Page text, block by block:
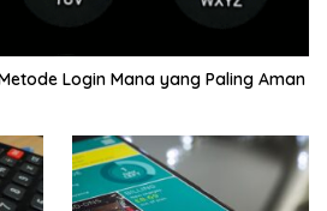
Login Mana yang Paling Aman